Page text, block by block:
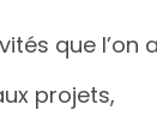
que l’on
projets,